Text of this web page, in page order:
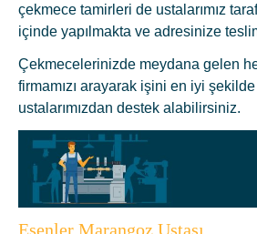
çekmece tamirleri de ustalarımız
içinde yapılmakta ve adresinize
Çekmecelerinizde meydana gelen
firmamızı arayarak işini en iyi
ustalarımızdan destek alabilirsiniz.
Esenler Marangoz Ustası